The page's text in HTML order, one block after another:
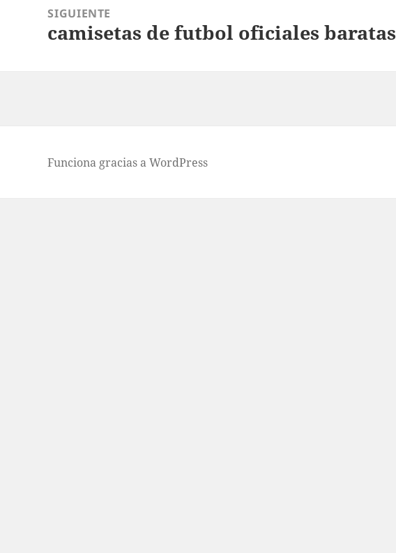
SIGUIENTE
Entrada
camisetas de futbol oficiales baratas
Funciona gracias a WordPress